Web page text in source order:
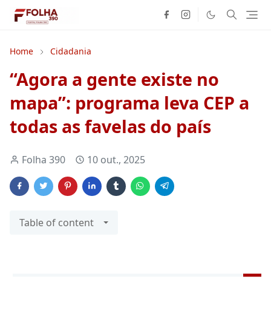
Home Cidadania
“Agora a gente existe no
mapa”: programa leva CEP a
todas as favelas do país
Folha 390 10 out., 2025
Table of content